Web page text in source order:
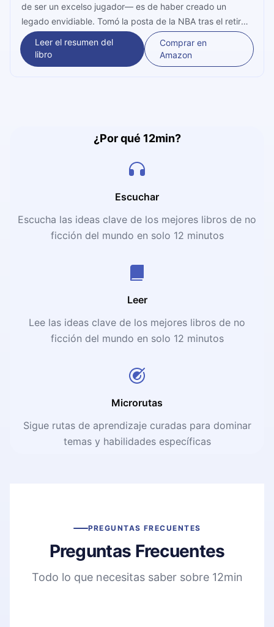
de ser un excelso jugador— es de haber creado un
legado envidiable. Tomó la posta de la NBA tras el retiro
de Michael Jordan, inculcó una cultura de trabajo y fue
moldeando su estilo y su cabeza para tener un hueco
entre los mejores. Es tiempo de conocer su historia.
Leer el resumen del
libro
Comprar en
Amazon
¿Por qué 12min?
Escuchar
Escucha las ideas clave de los mejores libros de no
ficción del mundo en solo 12 minutos
Leer
Lee las ideas clave de los mejores libros de no
ficción del mundo en solo 12 minutos
Microrutas
Sigue rutas de aprendizaje curadas para dominar
temas y habilidades específicas
PREGUNTAS FRECUENTES
Preguntas Frecuentes
Todo lo que necesitas saber sobre 12min